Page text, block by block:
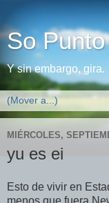
So
Y sin embargo, gira.
MIÉRCOLES,
yu es ei
Esto de vivir en
menos que fuera